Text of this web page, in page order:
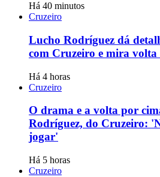
Há 40 minutos
Cruzeiro
Lucho Rodríguez dá
com Cruzeiro e mira volta
Há 4 horas
Cruzeiro
O drama e a volta por
Rodríguez, do Cruzeiro:
jogar'
Há 5 horas
Cruzeiro